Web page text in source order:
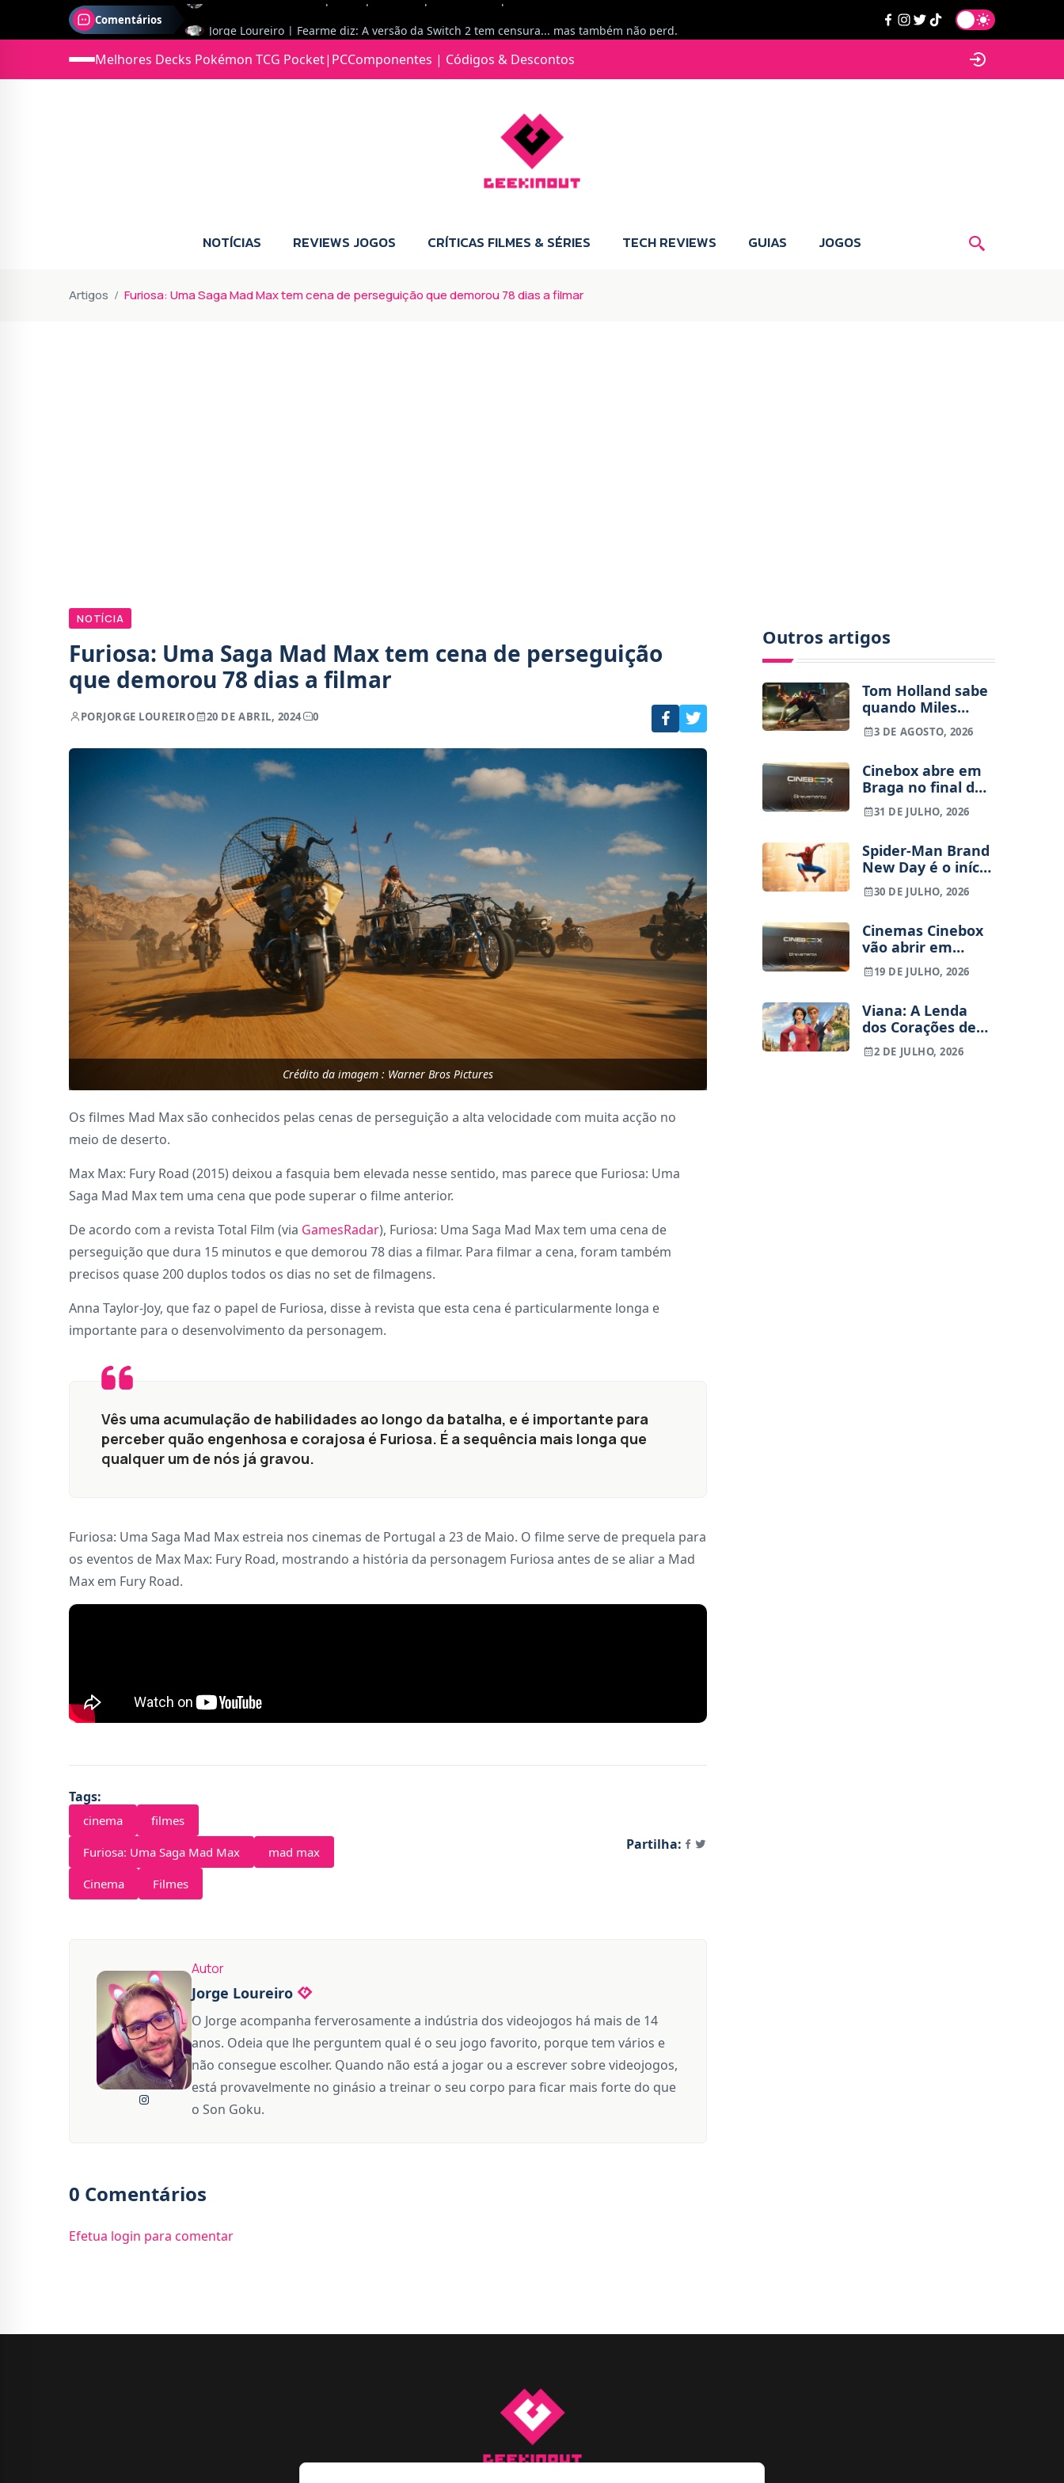
Comentários
Jonas diz: Estou seriamente com vontade para comprar para a Switch 2 :P
Jorge Loureiro | Fearme diz: Boas, obrigado pelo teu comentário. Talvez seja verdade que a Microsoft está a tentar redefinir o futuro dos jogos, mas para uma marca que já trocou de estratégia tantas vezes, é difícil acreditar em mais uma virada de direção. Basta lembrar do Kinect, da aposta no cloud gaming, ou mesmo do discurso de que os exclusivos eram "essenciais": todas essas promessas acabaram por perder força com o tempo. Além disso, há um ponto chave que estás a ignorar: as consolas Xbox. Está à vista que foram praticamente abandonadas. Quem comprou uma Xbox Series X a pensar que ia ser a máquina indispensável para jogar exclusivos, ficou a arder, porque hoje esses jogos chegam também ao PC e, cada vez mais, até à concorrência. Isso mina a identidade da marca e enfraquece a confiança dos jogadores. A PlayStation até pode estar a lançar alguns jogos na Xbox como o Helldivers 2, mas não é o catálogo inteiro. Desta forma, as consolas PS5 continuam a ter valor.
Melhores Decks Pokémon TCG Pocket| PCComponentes | Códigos & Descontos
NOTÍCIAS REVIEWS JOGOS CRÍTICAS FILMES & SÉRIES TECH REVIEWS GUIAS JOGOS
Artigos Furiosa: Uma Saga Mad Max tem cena de perseguição que demorou 78 dias a filmar
NOTÍCIA
Furiosa: Uma Saga Mad Max tem cena de perseguição
que demorou 78 dias a filmar
PORJORGE LOUREIRO 20 DE ABRIL, 2024 0
Crédito da imagem : Warner Bros Pictures
Os filmes Mad Max são conhecidos pelas cenas de perseguição a alta velocidade com muita acção no
meio de deserto.
Max Max: Fury Road (2015) deixou a fasquia bem elevada nesse sentido, mas parece que Furiosa: Uma
Saga Mad Max tem uma cena que pode superar o filme anterior.
De acordo com a revista Total Film (via GamesRadar), Furiosa: Uma Saga Mad Max tem uma cena de
perseguição que dura 15 minutos e que demorou 78 dias a filmar. Para filmar a cena, foram também
precisos quase 200 duplos todos os dias no set de filmagens.
Anna Taylor-Joy, que faz o papel de Furiosa, disse à revista que esta cena é particularmente longa e
importante para o desenvolvimento da personagem.
Vês uma acumulação de habilidades ao longo da batalha, e é importante para
perceber quão engenhosa e corajosa é Furiosa. É a sequência mais longa que
qualquer um de nós já gravou.
Furiosa: Uma Saga Mad Max estreia nos cinemas de Portugal a 23 de Maio. O filme serve de prequela para
os eventos de Max Max: Fury Road, mostrando a história da personagem Furiosa antes de se aliar a Mad
Max em Fury Road.
Tags:
cinema
filmes
Furiosa: Uma Saga Mad Max
mad max
Cinema
Filmes
Partilha:
Autor
Jorge Loureiro
O Jorge acompanha ferverosamente a indústria dos videojogos há mais de 14
anos. Odeia que lhe perguntem qual é o seu jogo favorito, porque tem vários e
não consegue escolher. Quando não está a jogar ou a escrever sobre videojogos,
está provavelmente no ginásio a treinar o seu corpo para ficar mais forte do que
o Son Goku.
0 Comentários
Efetua login para comentar
Outros artigos
Tom Holland sabe
quando Miles
Morales vai entrar
no MCU
3 DE AGOSTO, 2026
Cinebox abre em
Braga no final de
Setembro – Vai
haver sala IMAX?
31 DE JULHO, 2026
Spider-Man Brand
New Day é o início
de uma nova
trilogia? Tudo o
sobre o futuro do
Peter Parker de
Tom Holland
30 DE JULHO, 2026
Cinemas Cinebox
vão abrir em
Braga
19 DE JULHO, 2026
Viana: A Lenda
dos Corações de
Ouro, filme
animado
2 DE JULHO, 2026